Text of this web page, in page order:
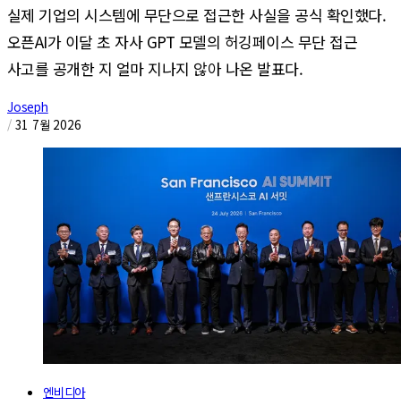
실제 기업의 시스템에 무단으로 접근한 사실을 공식 확인했다.
오픈AI가 이달 초 자사 GPT 모델의 허깅페이스 무단 접근
사고를 공개한 지 얼마 지나지 않아 나온 발표다.
Joseph
/ 31 7월 2026
엔비디아